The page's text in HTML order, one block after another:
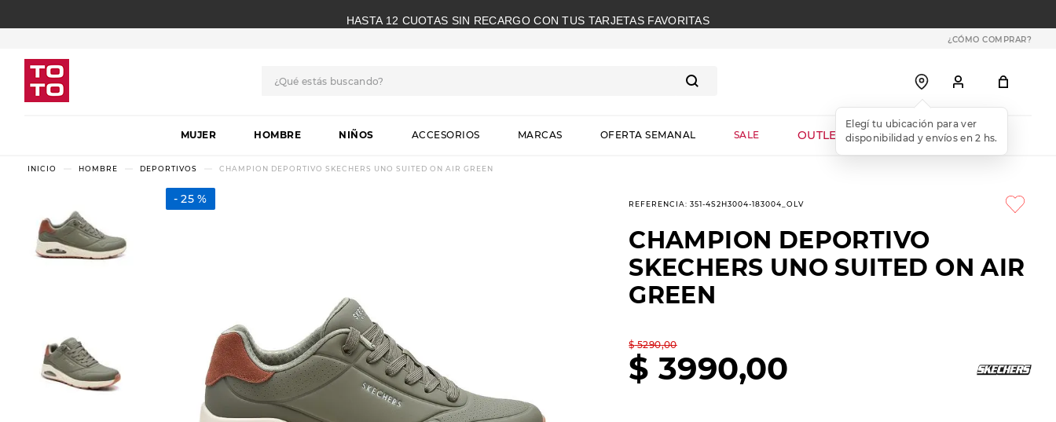
HASTA 12 CUOTAS SIN RECARGO CON TUS TARJETAS FAVORITAS
¿CÓMO COMPRAR?
MUJER HOMBRE NIÑOS ACCESORIOS MARCAS OFERTA SEMANAL SALE OUTLET WEB
HOMBRE DEPORTIVOS CHAMPION DEPORTIVO SKECHERS UNO SUITED ON AIR GREEN
25 % REFERENCIA:351-4S2H3004-183004_OLV
CHAMPION DEPORTIVO
SKECHERS UNO SUITED ON AIR
GREEN
$ 5290,00
$ 3990,00
1.
botas
skechers
3.
hitec
.
slip-ins
10. botas dama